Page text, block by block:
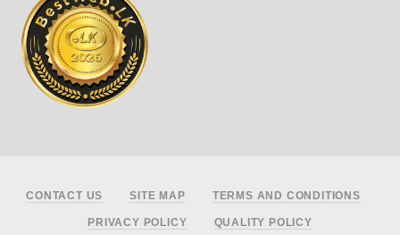
Footer
CONTACT US SITE MAP TERMS AND CONDITIONS
PRIVACY POLICY QUALITY POLICY